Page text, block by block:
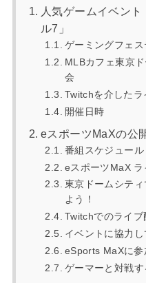
人気ゲームイベン
ル7」
ゲーミングフェ
MLBカフェ東京
会
Twitchを介した
開催日時
eスポーツMaXの公
番組スケジュール
eスポーツMaX
東京ドームシテ
よう！
Twitchでのライブ
イベントに協力
eSports MaXに参
ゲーマーと対戦す